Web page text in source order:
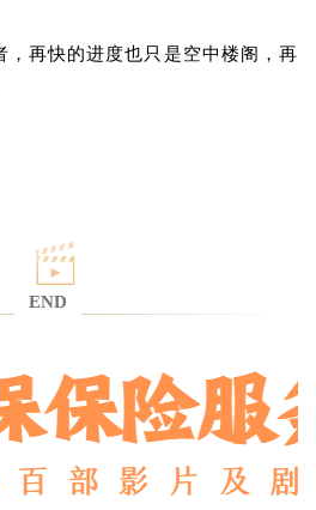
，再快的进度也只是空中楼阁，再
END